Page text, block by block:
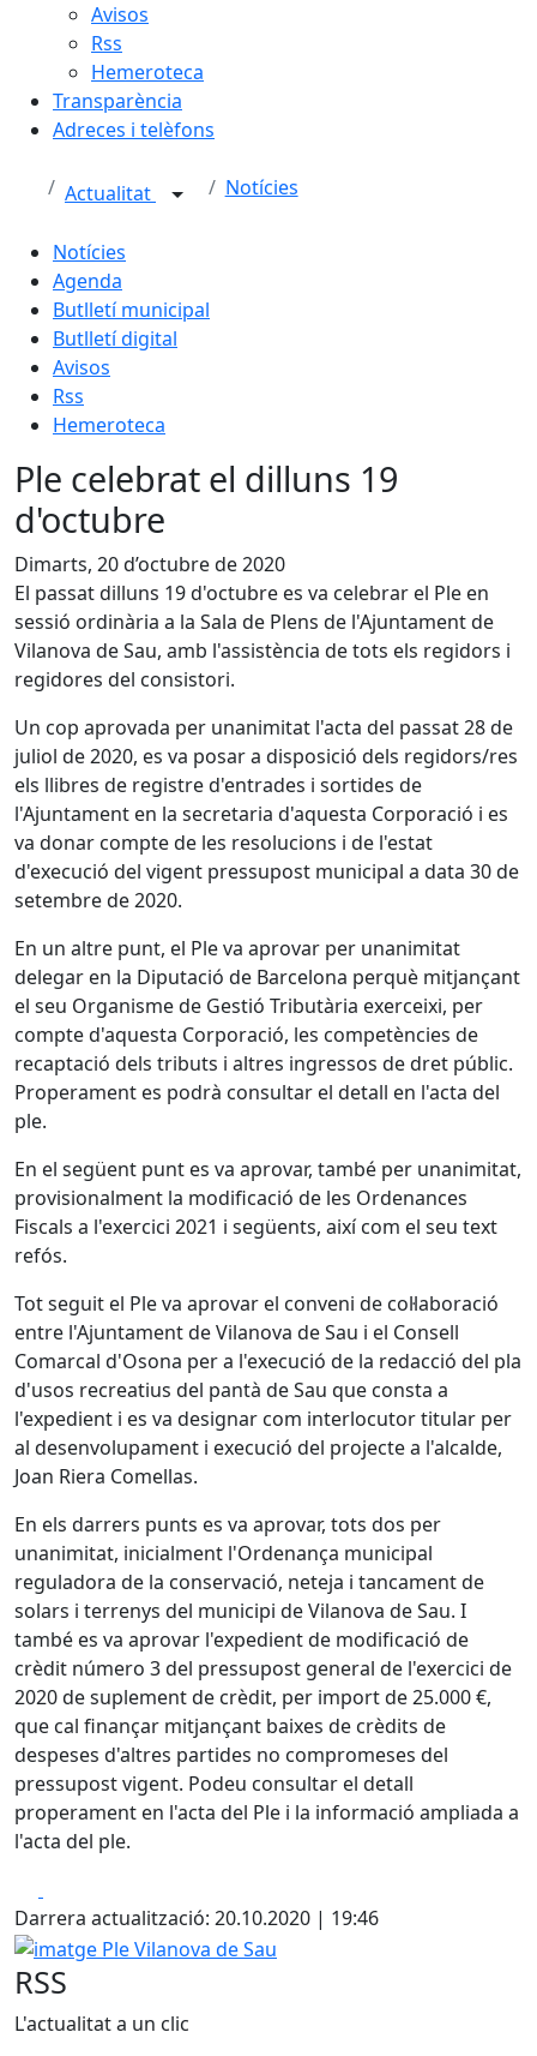
Avisos
Rss
Hemeroteca
Transparència
Adreces i telèfons
Actualitat Notícies
Notícies
Agenda
Butlletí municipal
Butlletí digital
Avisos
Rss
Hemeroteca
Ple celebrat el dilluns 19
d'octubre
Dimarts, 20 d’octubre de 2020
El passat dilluns 19 d'octubre es va celebrar el Ple en
sessió ordinària a la Sala de Plens de l'Ajuntament de
Vilanova de Sau, amb l'assistència de tots els regidors i
regidores del consistori.
Un cop aprovada per unanimitat l'acta del passat 28 de
juliol de 2020, es va posar a disposició dels regidors/res
els llibres de registre d'entrades i sortides de
l'Ajuntament en la secretaria d'aquesta Corporació i es
va donar compte de les resolucions i de l'estat
d'execució del vigent pressupost municipal a data 30 de
setembre de 2020.
En un altre punt, el Ple va aprovar per unanimitat
delegar en la Diputació de Barcelona perquè mitjançant
el seu Organisme de Gestió Tributària exerceixi, per
compte d'aquesta Corporació, les competències de
recaptació dels tributs i altres ingressos de dret públic.
Properament es podrà consultar el detall en l'acta del
ple.
En el següent punt es va aprovar, també per unanimitat,
provisionalment la modificació de les Ordenances
Fiscals a l'exercici 2021 i següents, així com el seu text
refós.
Tot seguit el Ple va aprovar el conveni de col·laboració
entre l'Ajuntament de Vilanova de Sau i el Consell
Comarcal d'Osona per a l'execució de la redacció del pla
d'usos recreatius del pantà de Sau que consta a
l'expedient i es va designar com interlocutor titular per
al desenvolupament i execució del projecte a l'alcalde,
Joan Riera Comellas.
En els darrers punts es va aprovar, tots dos per
unanimitat, inicialment l'Ordenança municipal
reguladora de la conservació, neteja i tancament de
solars i terrenys del municipi de Vilanova de Sau. I
també es va aprovar l'expedient de modificació de
crèdit número 3 del pressupost general de l'exercici de
2020 de suplement de crèdit, per import de 25.000 €,
que cal finançar mitjançant baixes de crèdits de
despeses d'altres partides no compromeses del
pressupost vigent. Podeu consultar el detall
properament en l'acta del Ple i la informació ampliada a
l'acta del ple.
Darrera actualització: 20.10.2020 | 19:46
imatge Ple Vilanova de Sau
RSS
L'actualitat a un clic